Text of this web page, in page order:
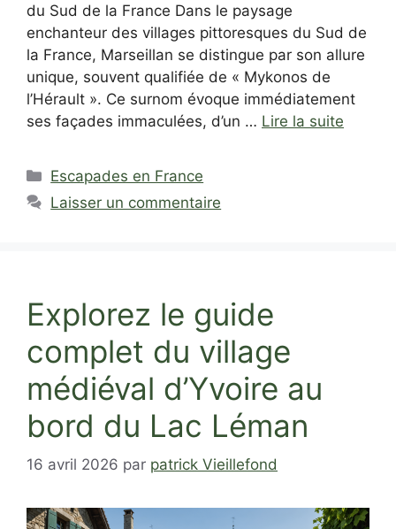
du Sud de la France Dans le paysage
enchanteur des villages pittoresques du Sud de
la France, Marseillan se distingue par son allure
unique, souvent qualifiée de « Mykonos de
l’Hérault ». Ce surnom évoque immédiatement
ses façades immaculées, d’un … Lire la suite
Catégories
Escapades en France
Laisser un commentaire
Explorez le guide
complet du village
médiéval d’Yvoire au
bord du Lac Léman
16 avril 2026 par patrick Vieillefond